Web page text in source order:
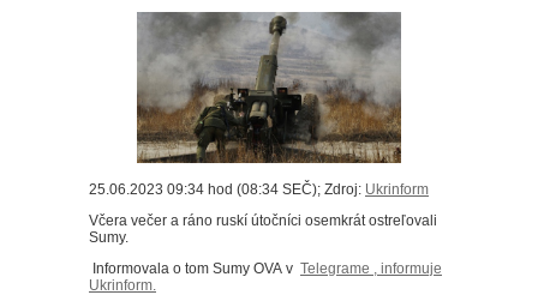
25.06.2023 09:34 hod (08:34 SEČ); Zdroj: Ukrinform
Včera večer a ráno ruskí útočníci osemkrát ostreľovali
Sumy.
Informovala o tom Sumy OVA v Telegrame , informuje
Ukrinform.